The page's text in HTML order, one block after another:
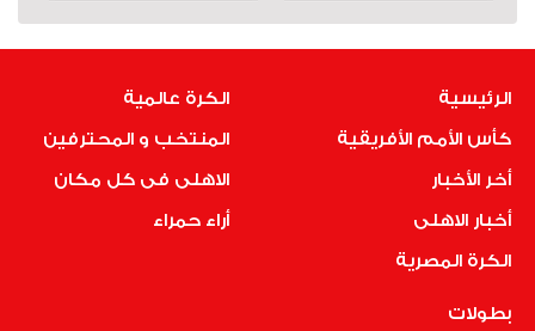
الرئيسية
كأس الأمم الأفريقية
أخر الأخبار
أخبار الاهلى
الكرة المصرية
الكرة عالمية
المنتخب و المحترفين
الاهلى فى كل مكان
أراء حمراء
بطولات